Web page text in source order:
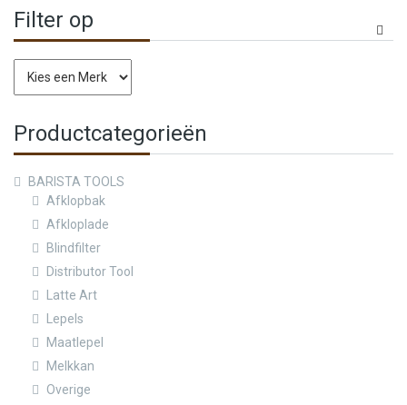
Filter op
Productcategorieën
BARISTA TOOLS
Afklopbak
Afkloplade
Blindfilter
Distributor Tool
Latte Art
Lepels
Maatlepel
Melkkan
Overige